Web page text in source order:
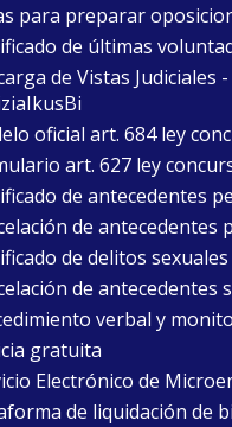
para preparar
de últimas
de Vistas Judiciales -
oficial art. 684 ley
art. 627 ley
de antecedentes
de antecedentes
de delitos sexuales
de antecedentes
verbal y
gratuita
Electrónico de
de liquidación de